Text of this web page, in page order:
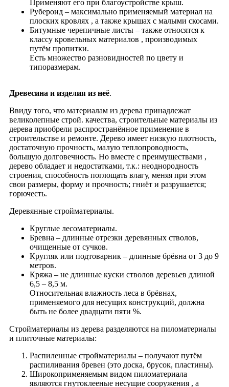
Применяют его при благоустройстве крыш.
Рубероид – максимально применяемый материал на
плоских кровлях , а также крышах с малыми скосами.
Битумные черепичные листы – также относятся к
классу кровельных материалов , производимых
путём пропитки.
Есть множество разновидностей по цвету и
типоразмерам.
Древесина и изделия из неё.
Ввиду того, что материалам из дерева принадлежат
великолепные строй. качества, строительные материалы из
дерева приобрели распространённое применение в
строительстве и ремонте. Дерево имеет низкую плотность,
достаточную прочность, малую теплопроводность,
большую долговечность. Но вместе с преимуществами ,
дерево обладает и недостатками, т.к.: неоднородность
строения, способность поглощать влагу, меняя при этом
свои размеры, форму и прочность; гниёт и разрушается;
горючесть.
Деревянные стройматериалы.
Круглые лесоматериалы.
Бревна – длинные отрезки деревянных стволов,
очищенные от сучков.
Кругляк или подтоварник – длинные брёвна от 3 до 9
метров.
Кряжа – не длинные куски cтволов деревьев длиной
6,5 – 8,5 м.
Относительная влажность леса в брёвнах,
применяемого для несущих конструкций, должна
быть не более двадцати пяти %.
Стройматериалы из дерева разделяются на пиломатериалы
и плиточные материалы:
Распиленные стройматериалы – получают путём
распиливания бревен (это доска, брусок, пластины).
Широкоприменяемым видом пиломатериала
являются гнутоклееные несущие сооружения , а